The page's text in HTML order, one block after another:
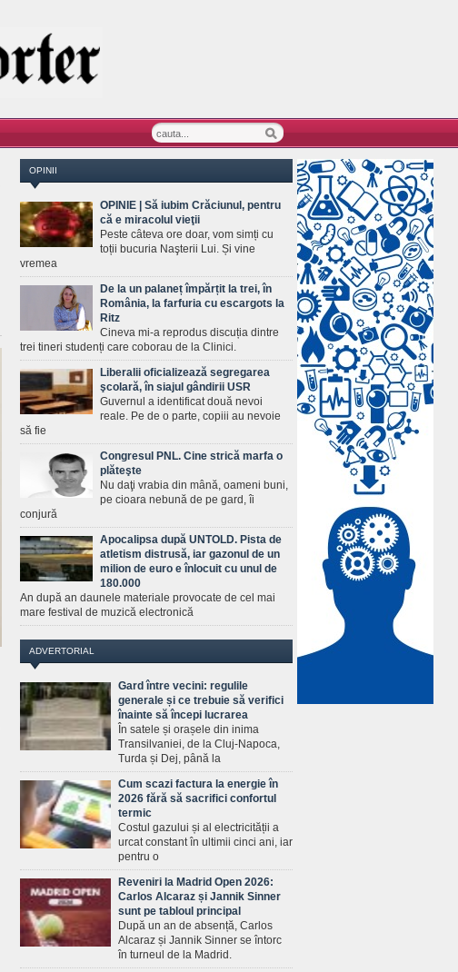
OPINII
OPINIE | Să iubim Crăciunul, pentru
că e miracolul vieţii
Peste câteva ore doar, vom simți cu
toții bucuria Naşterii Lui. Și vine
vremea
De la un palaneț împărțit la trei, în
România, la farfuria cu escargots la
Ritz
Cineva mi-a reprodus discuția dintre
trei tineri studenți care coborau de la Clinici.
Liberalii oficializează segregarea
şcolară, în siajul gândirii USR
Guvernul a identificat două nevoi
reale. Pe de o parte, copiii au nevoie
să fie
Congresul PNL. Cine strică marfa o
plăteşte
Nu daţi vrabia din mână, oameni buni,
pe cioara nebună de pe gard, îi
conjură
Apocalipsa după UNTOLD. Pista de
atletism distrusă, iar gazonul de un
milion de euro e înlocuit cu unul de
180.000
An după an daunele materiale provocate de cel mai
mare festival de muzică electronică
ADVERTORIAL
Gard între vecini: regulile
generale și ce trebuie să verifici
înainte să începi lucrarea
În satele și orașele din inima
Transilvaniei, de la Cluj-Napoca,
Turda și Dej, până la
Cum scazi factura la energie în
2026 fără să sacrifici confortul
termic
Costul gazului și al electricității a
urcat constant în ultimii cinci ani, iar
pentru o
Reveniri la Madrid Open 2026:
Carlos Alcaraz și Jannik Sinner
sunt pe tabloul principal
După un an de absență, Carlos
Alcaraz și Jannik Sinner se întorc
în turneul de la Madrid.